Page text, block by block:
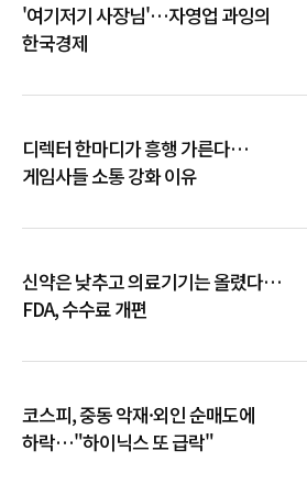
'여기저기 사장님'…자영업 과잉의
한국경제
디렉터 한마디가 흥행 가른다…
게임사들 소통 강화 이유
신약은 낮추고 의료기기는 올렸다…
FDA, 수수료 개편
코스피, 중동 악재·외인 순매도에
하락…"하이닉스 또 급락"